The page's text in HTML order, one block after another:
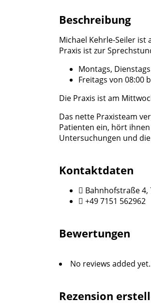
Beschreibung
Michael Kehrle-Seiler ist
Praxis ist zur
Montags,
Freitags von 08:00
Die Praxis ist am
Das nette Praxisteam
Patienten ein, hört
Untersuchungen und
Kontaktdaten
Bahnhofstraße 4,
+49 7151 562962
Bewertungen
No reviews added yet.
Rezension